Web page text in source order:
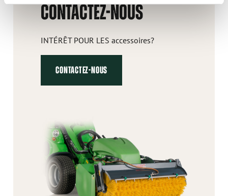
CONTACTEZ-NOUS
INTÉRÊT POUR LES accessoires?
CONTACTEZ-NOUS